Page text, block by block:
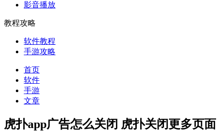
影音播放
教程攻略
软件教程
手游攻略
首页
软件
手游
文章
虎扑app广告怎么关闭 虎扑关闭更多页面